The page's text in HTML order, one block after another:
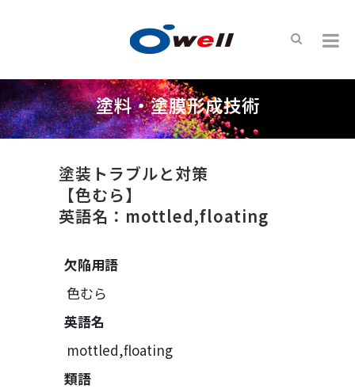
塗料・塗膜形成技術
塗装トラブルと対策
【色むら】
英語名：mottled,floating
欠陥用語
色むら
英語名
mottled,floating
類語